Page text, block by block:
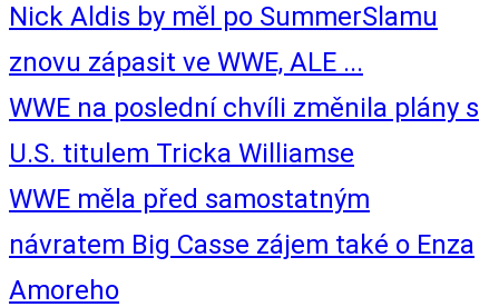
Nick Aldis by měl po SummerSlamu
znovu zápasit ve WWE, ALE ...
WWE na poslední chvíli změnila plány s
U.S. titulem Tricka Williamse
WWE měla před samostatným
návratem Big Casse zájem také o Enza
Amoreho